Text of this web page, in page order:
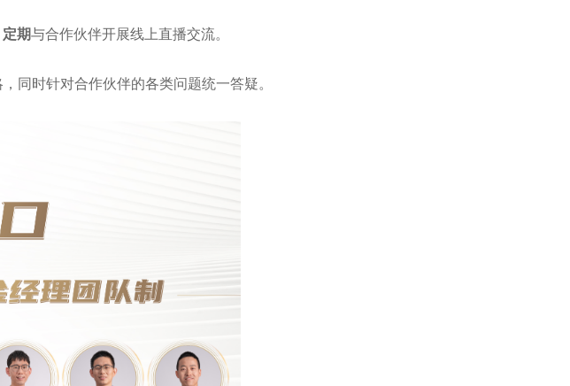
定期与合作伙伴开展线上直播交流。
同时针对合作伙伴的各类问题统一答疑。